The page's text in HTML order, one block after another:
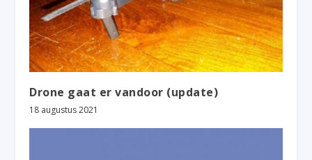
Drone gaat er vandoor (update)
18 augustus 2021